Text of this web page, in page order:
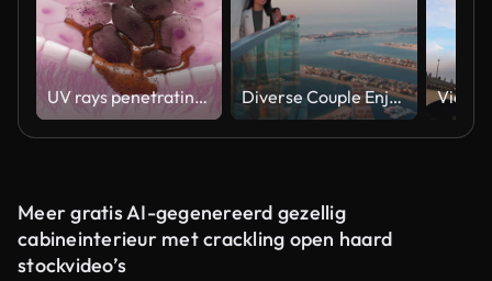
UV rays penetrating skin for melanin synthesis and melasma 3D animation Diverse Couple Enjoying Sunset Views from High Rise Sky Deck Overlooking Palm Jumeirah
Meer gratis AI-gegenereerd gezellig
cabineinterieur met crackling open haard
stockvideo’s